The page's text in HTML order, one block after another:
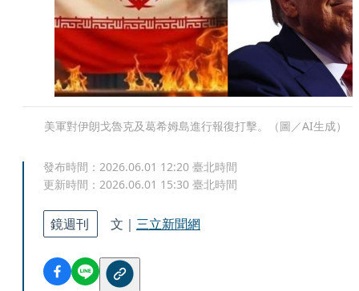
美軍對伊朗戈魯克及葛希姆島進行報復打擊。（圖／AI生成）
發布時間： 2026.06.01 12:20 臺北時間
更新時間： 2026.06.01 15:30 臺北時間
鏡週刊 文｜ 三立新聞網